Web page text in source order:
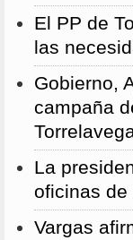
El PP de
las
Gobierno,
campaña
La
oficinas de
Vargas